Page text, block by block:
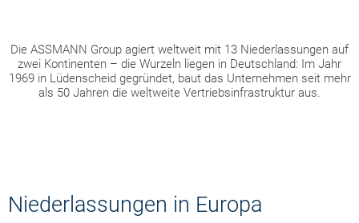
Die ASSMANN Group agiert weltweit mit 13 Niederlassungen auf
zwei Kontinenten – die Wurzeln liegen in Deutschland: Im Jahr
1969 in Lüdenscheid gegründet, baut das Unternehmen seit mehr
als 50 Jahren die weltweite Vertriebsinfrastruktur aus.
Niederlassungen in Europa